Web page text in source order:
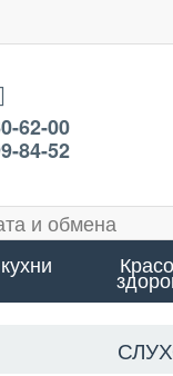
62-00
84-52
и обмена